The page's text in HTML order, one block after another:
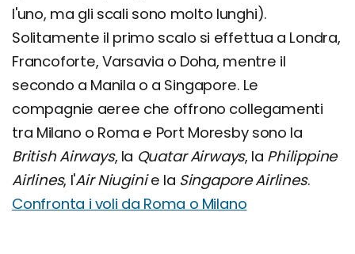
l'uno, ma gli scali sono molto lunghi).
Solitamente il primo scalo si effettua a Londra,
Francoforte, Varsavia o Doha, mentre il
secondo a Manila o a Singapore. Le
compagnie aeree che offrono collegamenti
tra Milano o Roma e Port Moresby sono la
British Airways, la Quatar Airways, la Philippine
Airlines, l'Air Niuginie la Singapore Airlines.
Confronta i voli da Roma o Milano